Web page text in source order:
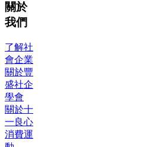
關於
我們
了解社
會企業
關於豐
盛社企
學會
關於十
一良心
消費運